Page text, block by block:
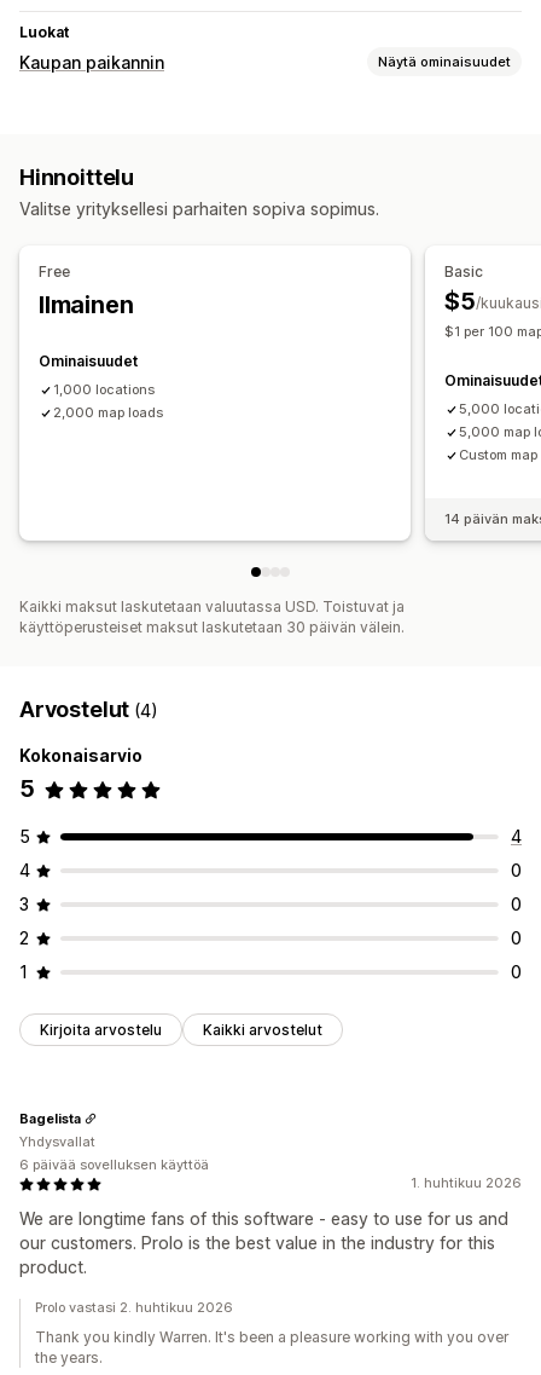
Luokat
Kaupan paikannin Näytä ominaisuudet
Mobiiliresponsiivisuus
Hinnoittelu
Valitse yrityksellesi parhaiten sopiva sopimus.
Free
Ilmainen
Ominaisuudet
1,000 locations
2,000 map loads
Basic
$5/
$1 per 100
5,000
5,000 map
Custom
14 päivän
Kaikki maksut laskutetaan valuutassa USD. Toistuvat ja
käyttöperusteiset maksut laskutetaan 30 päivän välein.
Arvostelut (4)
Kokonaisarvio
5
5
4
4
0
3
0
2
0
1
0
Kirjoita arvostelu Kaikki arvostelut
1. huhtikuu 2026
We are longtime fans of this software - easy to use for us and
our customers. Prolo is the best value in the industry for this
product.
Bagelista
Yhdysvallat
6 päivää sovelluksen käyttöä
Prolo vastasi 2. huhtikuu 2026
Thank you kindly Warren. It's been a pleasure working with you over
the years.